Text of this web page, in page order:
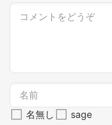
名無し sage